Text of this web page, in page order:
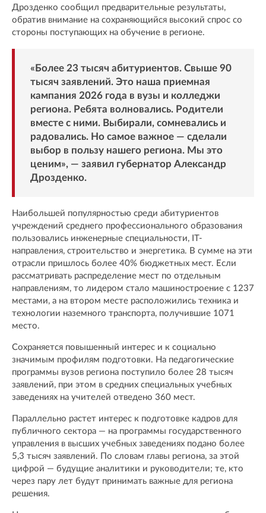
Дрозденко сообщил предварительные результаты,
обратив внимание на сохраняющийся высокий спрос со
стороны поступающих на обучение в регионе.
«Более 23 тысяч абитуриентов. Свыше 90
тысяч заявлений. Это наша приемная
кампания 2026 года в вузы и колледжи
региона. Ребята волновались. Родители
вместе с ними. Выбирали, сомневались и
радовались. Но самое важное — сделали
выбор в пользу нашего региона. Мы это
ценим», — заявил губернатор Александр
Дрозденко.
Наибольшей популярностью среди абитуриентов
учреждений среднего профессионального образования
пользовались инженерные специальности, IT-
направления, строительство и энергетика. В сумме на эти
отрасли пришлось более 40% бюджетных мест. Если
рассматривать распределение мест по отдельным
направлениям, то лидером стало машиностроение с 1237
местами, а на втором месте расположились техника и
технологии наземного транспорта, получившие 1071
место.
Сохраняется повышенный интерес и к социально
значимым профилям подготовки. На педагогические
программы вузов региона поступило более 28 тысяч
заявлений, при этом в средних специальных учебных
заведениях на учителей отведено 360 мест.
Параллельно растет интерес к подготовке кадров для
публичного сектора — на программы государственного
управления в высших учебных заведениях подано более
5,3 тысяч заявлений. По словам главы региона, за этой
цифрой — будущие аналитики и руководители; те, кто
через пару лет будут принимать важные для региона
решения.